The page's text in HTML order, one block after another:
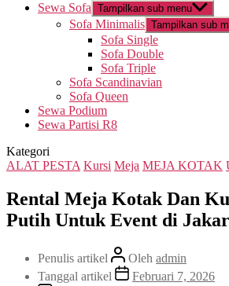
Sewa Sofa Tampilkan sub menu
Sofa Minimalis Tampilkan sub
Sofa Single
Sofa Double
Sofa Triple
Sofa Scandinavian
Sofa Queen
Sewa Podium
Sewa Partisi R8
Kategori
ALAT PESTA Kursi Meja MEJA KOTAK
Rental Meja Kotak Dan
Putih Untuk Event di
Penulis artikel Oleh admin
Tanggal artikel
Februari 7, 2026